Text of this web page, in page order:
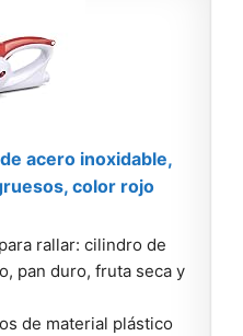
acero inoxidable,
color rojo
rallar: cilindro de
pan duro, fruta seca y
de material plástico